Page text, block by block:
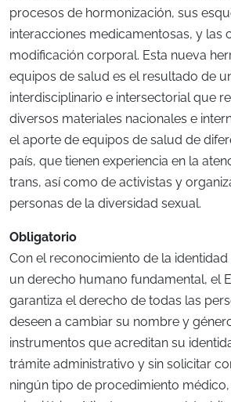
procesos de hormonización, sus
interacciones medicamentosas, y las
modificación corporal. Esta nueva
equipos de salud es el resultado de
interdisciplinario e intersectorial que
diversos materiales nacionales e
el aporte de equipos de salud de
país, que tienen experiencia en la
trans, así como de activistas y
personas de la diversidad sexual.
Obligatorio
Con el reconocimiento de la
un derecho humano fundamental, el
garantiza el derecho de todas las
deseen a cambiar su nombre y
instrumentos que acreditan su
trámite administrativo y sin solicitar
ningún tipo de procedimiento